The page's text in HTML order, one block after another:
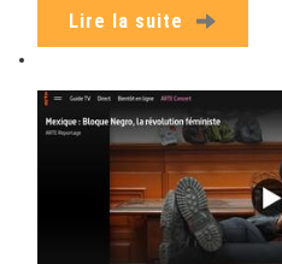
Lire la suite